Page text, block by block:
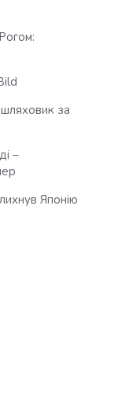
за
–
Японію